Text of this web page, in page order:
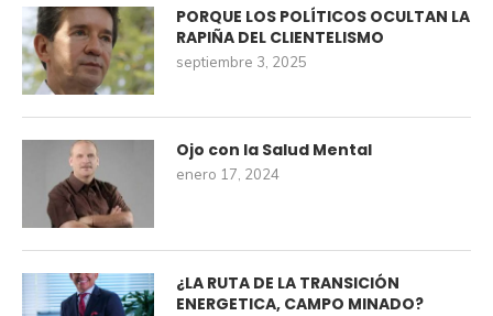
PORQUE LOS POLÍTICOS OCULTAN LA
RAPIÑA DEL CLIENTELISMO
septiembre 3, 2025
Ojo con la Salud Mental
enero 17, 2024
¿LA RUTA DE LA TRANSICIÓN
ENERGETICA, CAMPO MINADO?